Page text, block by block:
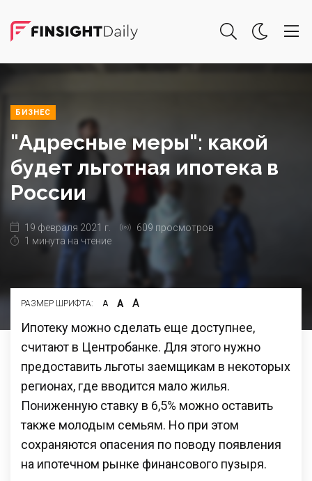
БИЗНЕС
"Адресные меры": какой
будет льготная ипотека в
России
19 февраля 2021 г.
609 просмотров
1 минута на чтение
РАЗМЕР ШРИФТА: А А А
Ипотеку можно сделать еще доступнее,
считают в Центробанке. Для этого нужно
предоставить льготы заемщикам в некоторых
регионах, где вводится мало жилья.
Пониженную ставку в 6,5% можно оставить
также молодым семьям. Но при этом
сохраняются опасения по поводу появления
на ипотечном рынке финансового пузыря.